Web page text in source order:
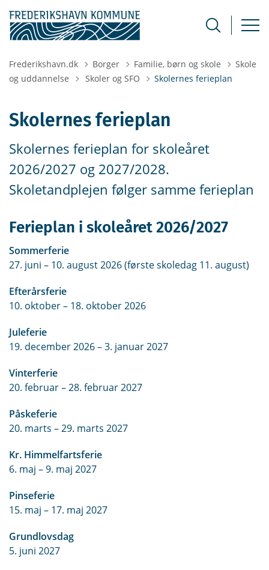
Frederikshavn.dk Borger Familie, børn og skole
Skole
og uddannelse
Tilbage til
Skoler og SFO Skolernes ferieplan
Skolernes ferieplan
Skolernes ferieplan for skoleåret
2026/2027 og 2027/2028.
Skoletandplejen følger samme ferieplan
Ferieplan i skoleåret 2026/2027
Sommerferie
27. juni – 10. august 2026 (første skoledag 11. august)
Efterårsferie
10. oktober – 18. oktober 2026
Juleferie
19. december 2026 – 3. januar 2027
Vinterferie
20. februar – 28. februar 2027
Påskeferie
20. marts – 29. marts 2027
Kr. Himmelfartsferie
6. maj – 9. maj 2027
Pinseferie
15. maj – 17. maj 2027
Grundlovsdag
5. juni 2027